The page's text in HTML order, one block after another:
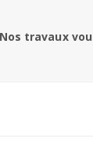
Nos travaux